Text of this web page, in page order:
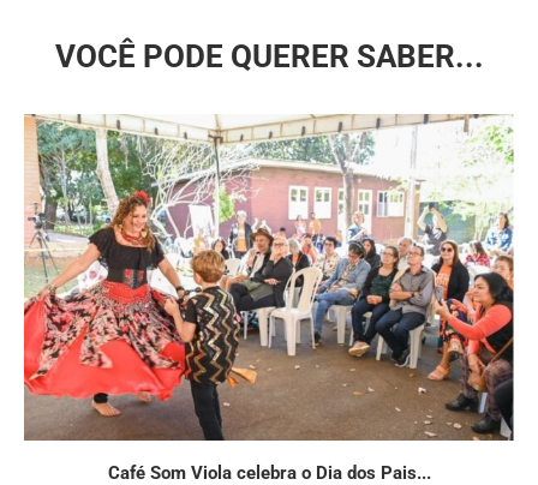
VOCÊ PODE QUERER SABER...
Café Som Viola celebra o Dia dos Pais...